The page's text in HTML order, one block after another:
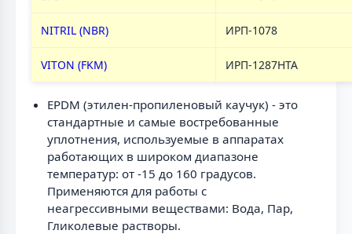
NITRIL (NBR) ИРП-1078
VITON (FKM) ИРП-1287НТА
EPDM (этилен-пропиленовый каучук) - это
стандартные и самые востребованные
уплотнения, используемые в аппаратах
работающих в широком диапазоне
температур: от -15 до 160 градусов.
Применяются для работы с
неагрессивными веществами: Вода, Пар,
Гликолевые растворы.